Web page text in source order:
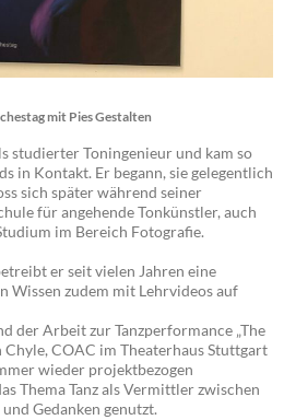
mit Pies Gestalten
studierter Toningenieur und kam so
in Kontakt. Er begann, sie gelegentlich
sich später während seiner
für angehende Tonkünstler, auch
im Bereich Fotografie.
er seit vielen Jahren eine
Wissen zudem mit Lehrvideos auf
der Arbeit zur Tanzperformance „The
COAC im Theaterhaus Stuttgart
wieder projektbezogen
Thema Tanz als Vermittler zwischen
Gedanken genutzt.